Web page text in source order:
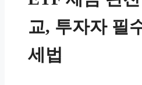
교, 투자자 필
세법